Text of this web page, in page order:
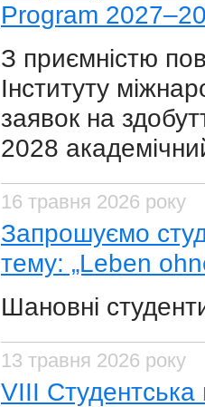
Program
З приємністю
Інституту
заявок на
2028
16 травня 2026 року
Запрошуємо
тему: „Leben
​Шановні
13 травня 2026 року
VІІІ